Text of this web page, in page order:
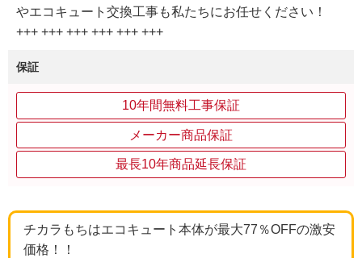
やエコキュート交換工事も私たちにお任せください！
+++ +++ +++ +++ +++ +++
保証
10年間無料工事保証
メーカー商品保証
最長10年商品延長保証
チカラもちはエコキュート本体が最大77％OFFの激安
価格！！